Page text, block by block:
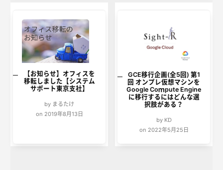
【お知らせ】オフィスを
移転しました【システム
サポート東京支社】
by まるたけ
on 2019年8月13日
GCE移行企画(全5回) 第1
回 オンプレ仮想マシンを
Google Coｍpute Engine
に移行するにはどんな選
択肢がある？
by KD
on 2022年5月25日